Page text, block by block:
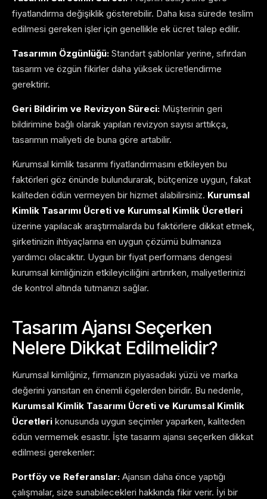
fiyatlandırma değişiklik gösterebilir. Daha kısa sürede teslim
edilmesi gereken işler için genellikle ek ücret talep edilir.
Tasarımın Özgünlüğü: Standart şablonlar yerine, sıfırdan
tasarım ve özgün fikirler daha yüksek ücretlendirme
gerektirir.
Geri Bildirim ve Revizyon Süreci: Müşterinin geri
bildirimine bağlı olarak yapılan revizyon sayısı arttıkça,
tasarımın maliyeti de buna göre artabilir.
Kurumsal kimlik tasarımı fiyatlandırmasını etkileyen bu
faktörleri göz önünde bulundurarak, bütçenize uygun, fakat
kaliteden ödün vermeyen bir hizmet alabilirsiniz. Kurumsal
Kimlik Tasarımı Ücreti ve Kurumsal Kimlik Ücretleri
üzerine yapılacak araştırmalarda bu faktörlere dikkat etmek,
şirketinizin ihtiyaçlarına en uygun çözümü bulmanıza
yardımcı olacaktır. Uygun bir fiyat performans dengesi
kurumsal kimliğinizin etkileyiciliğini artırırken, maliyetlerinizi
de kontrol altında tutmanızı sağlar.
Tasarım Ajansı Seçerken
Nelere Dikkat Edilmelidir?
Kurumsal kimliğiniz, firmanızın piyasadaki yüzü ve marka
değerini yansıtan en önemli ögelerden biridir. Bu nedenle,
Kurumsal Kimlik Tasarımı Ücreti ve Kurumsal Kimlik
Ücretleri konusunda uygun seçimler yaparken, kaliteden
ödün vermemek esastır. İşte tasarım ajansı seçerken dikkat
edilmesi gerekenler:
Portföy ve Referanslar: Ajansın daha önce yaptığı
çalışmalar, size sunabilecekleri hakkında fikir verir. İyi bir